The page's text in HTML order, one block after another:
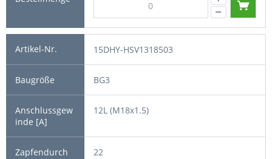
15DHY-HSV1318503
BG3
12L (M18x1.5)
22